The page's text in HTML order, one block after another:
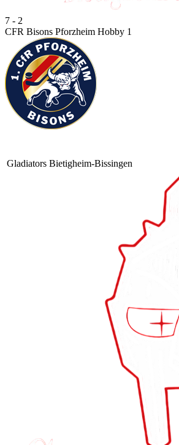
7 - 2
CFR Bisons Pforzheim Hobby 1
Gladiators Bietigheim-Bissingen